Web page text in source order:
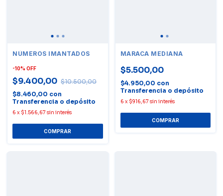
NÚMEROS IMANTADOS
-10% OFF
$9.400,00 $10.500,00
$8.460,00 con
Transferencia o depósito
6 x $1.566,67 sin interés
MARACA MEDIANA
$5.500,00
$4.950,00 con
Transferencia o depósito
6 x $916,67 sin interés